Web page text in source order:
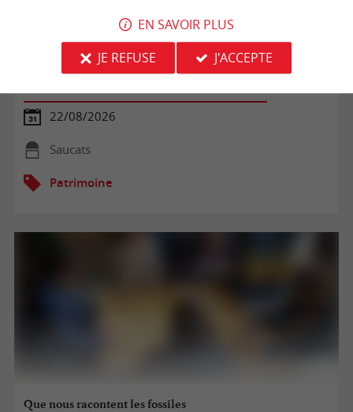
Voyage dans le passé
22/08/2026
Saucats
Patrimoine
Que nous racontent les fossiles
EN SAVOIR PLUS
JE REFUSE
J'ACCEPTE